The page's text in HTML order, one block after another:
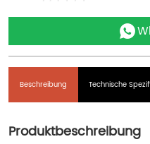
Beschreibung Technische
Produktbeschreibung